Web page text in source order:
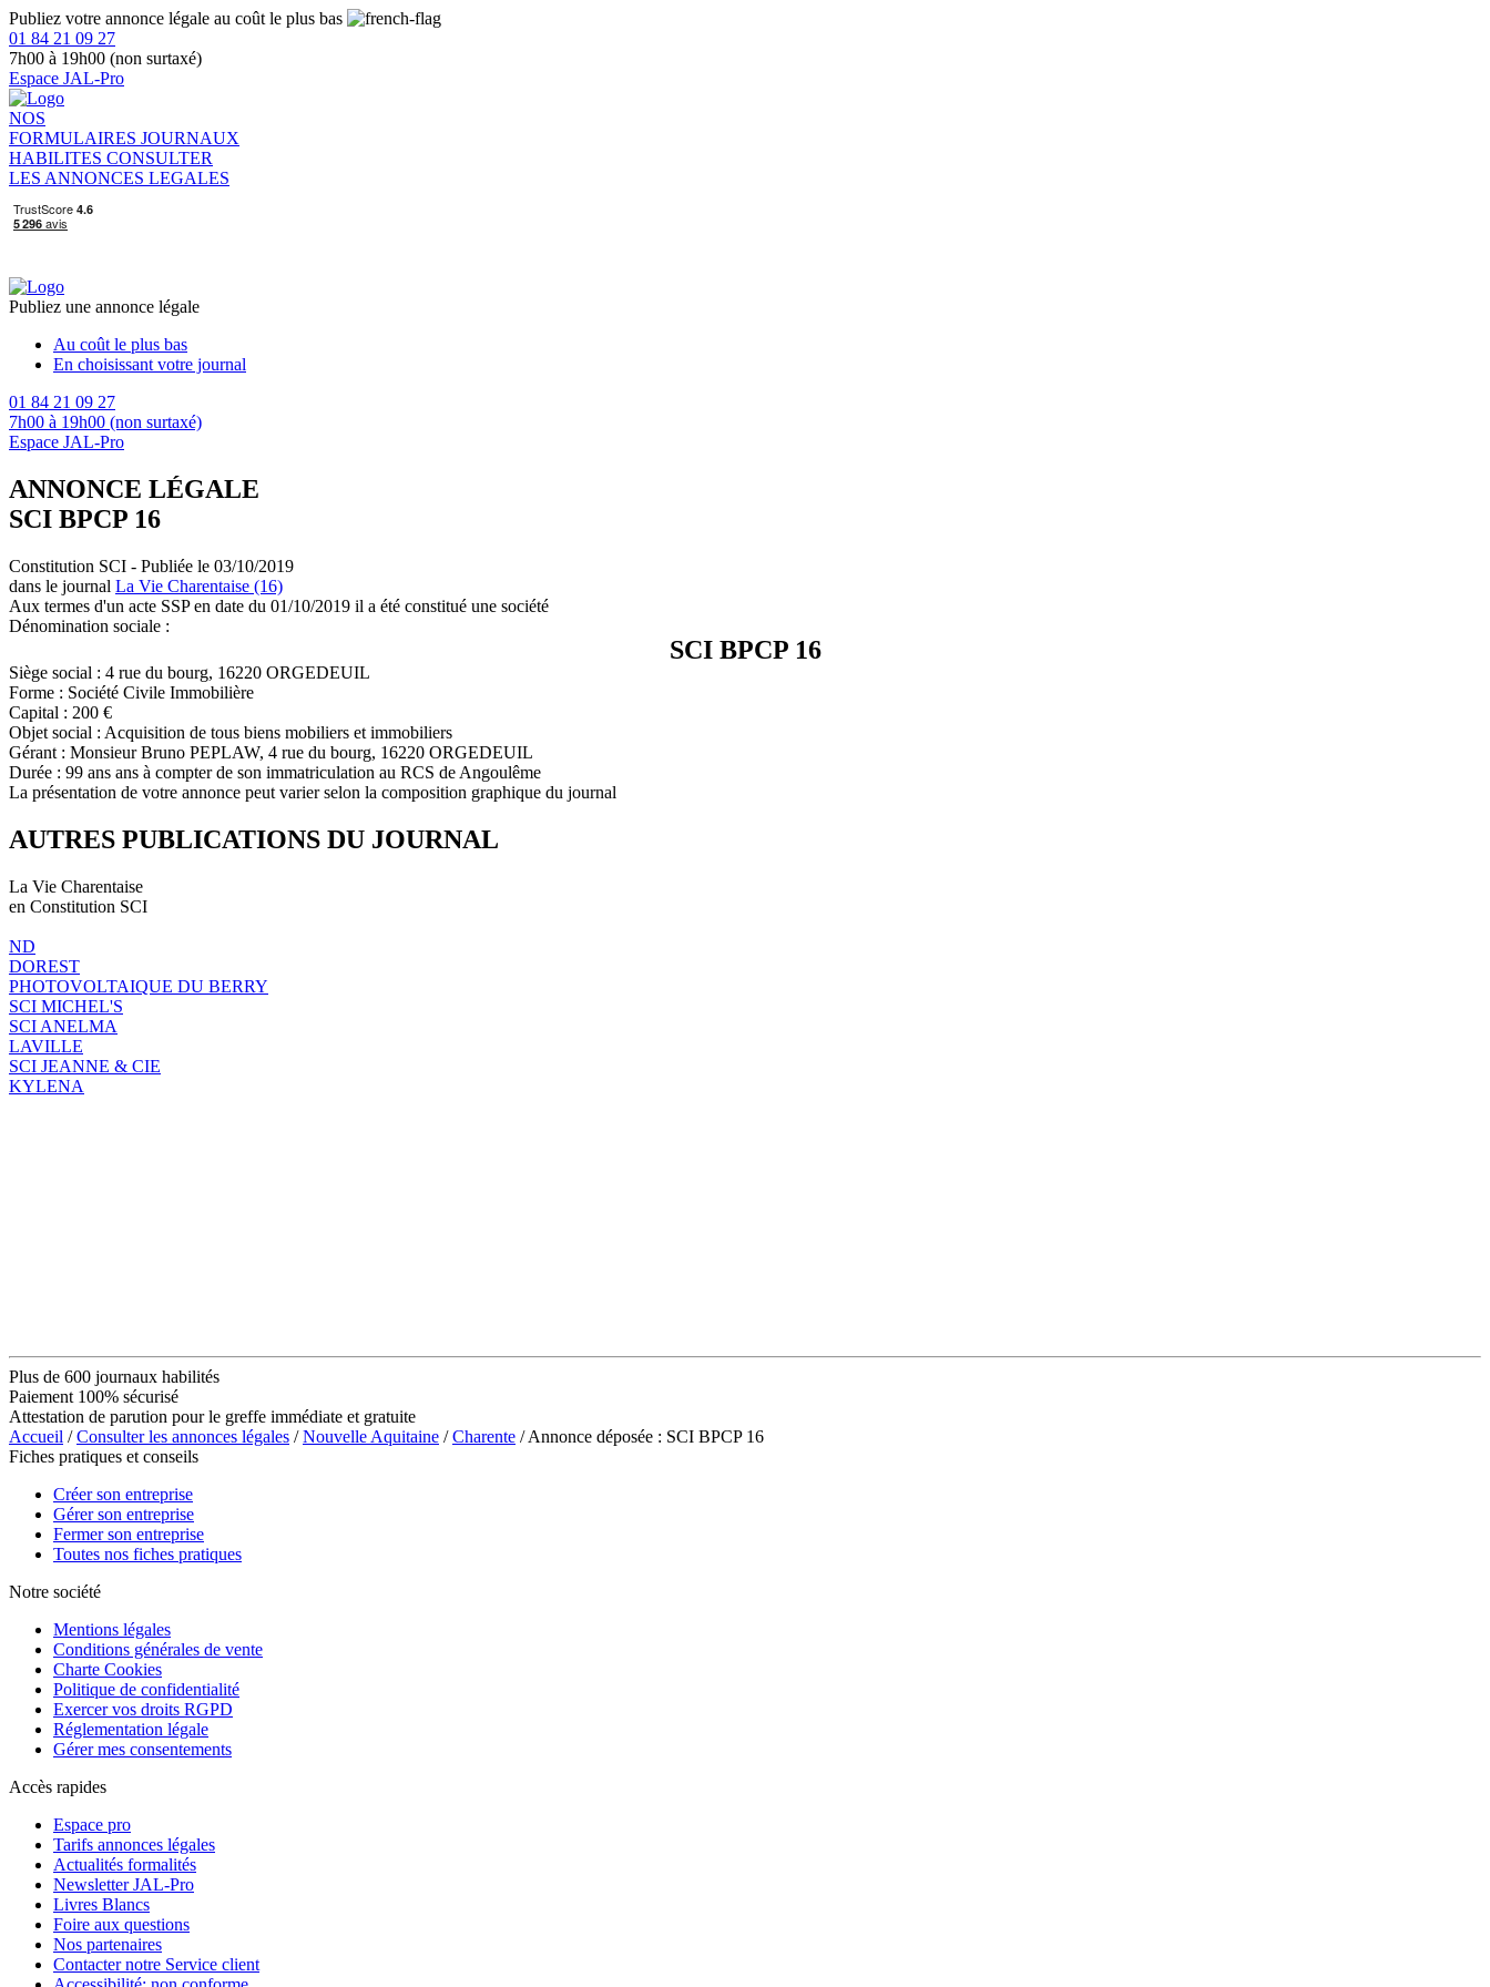
Publiez votre annonce légale au coût le plus bas
01 84 21 09 27
7h00 à 19h00 (non surtaxé)
Espace JAL-Pro
NOS
FORMULAIRES JOURNAUX
HABILITES CONSULTER
LES ANNONCES LEGALES
Publiez une annonce légale
Au coût le plus bas
En choisissant votre journal
01 84 21 09 27
7h00 à 19h00 (non surtaxé)
Espace JAL-Pro
ANNONCE LÉGALE
SCI BPCP 16
Constitution SCI - Publiée le 03/10/2019
dans le journal La Vie Charentaise (16)
Aux termes d'un acte SSP en date du 01/10/2019 il a été constitué une société
Dénomination sociale :
SCI BPCP 16
Siège social : 4 rue du bourg, 16220 ORGEDEUIL
Forme : Société Civile Immobilière
Capital : 200 €
Objet social : Acquisition de tous biens mobiliers et immobiliers
Gérant : Monsieur Bruno PEPLAW, 4 rue du bourg, 16220 ORGEDEUIL
Durée : 99 ans ans à compter de son immatriculation au RCS de Angoulême
La présentation de votre annonce peut varier selon la composition graphique du journal
AUTRES PUBLICATIONS DU JOURNAL
La Vie Charentaise
en Constitution SCI
ND
DOREST
PHOTOVOLTAIQUE DU BERRY
SCI MICHEL'S
SCI ANELMA
LAVILLE
SCI JEANNE & CIE
KYLENA
Plus de 600 journaux habilités
Paiement 100% sécurisé
Attestation de parution pour le greffe immédiate et gratuite
Accueil /Consulter les annonces légales /Nouvelle Aquitaine /Charente / Annonce déposée : SCI BPCP 16
Fiches pratiques et conseils
Créer son entreprise
Gérer son entreprise
Fermer son entreprise
Toutes nos fiches pratiques
Notre société
Mentions légales
Conditions générales de vente
Charte Cookies
Politique de confidentialité
Exercer vos droits RGPD
Réglementation légale
Gérer mes consentements
Accès rapides
Espace pro
Tarifs annonces légales
Actualités formalités
Newsletter JAL-Pro
Livres Blancs
Foire aux questions
Nos partenaires
Contacter notre Service client